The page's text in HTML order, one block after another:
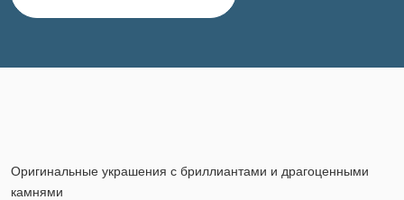
Оригинальные украшения с бриллиантами и драгоценными
камнями